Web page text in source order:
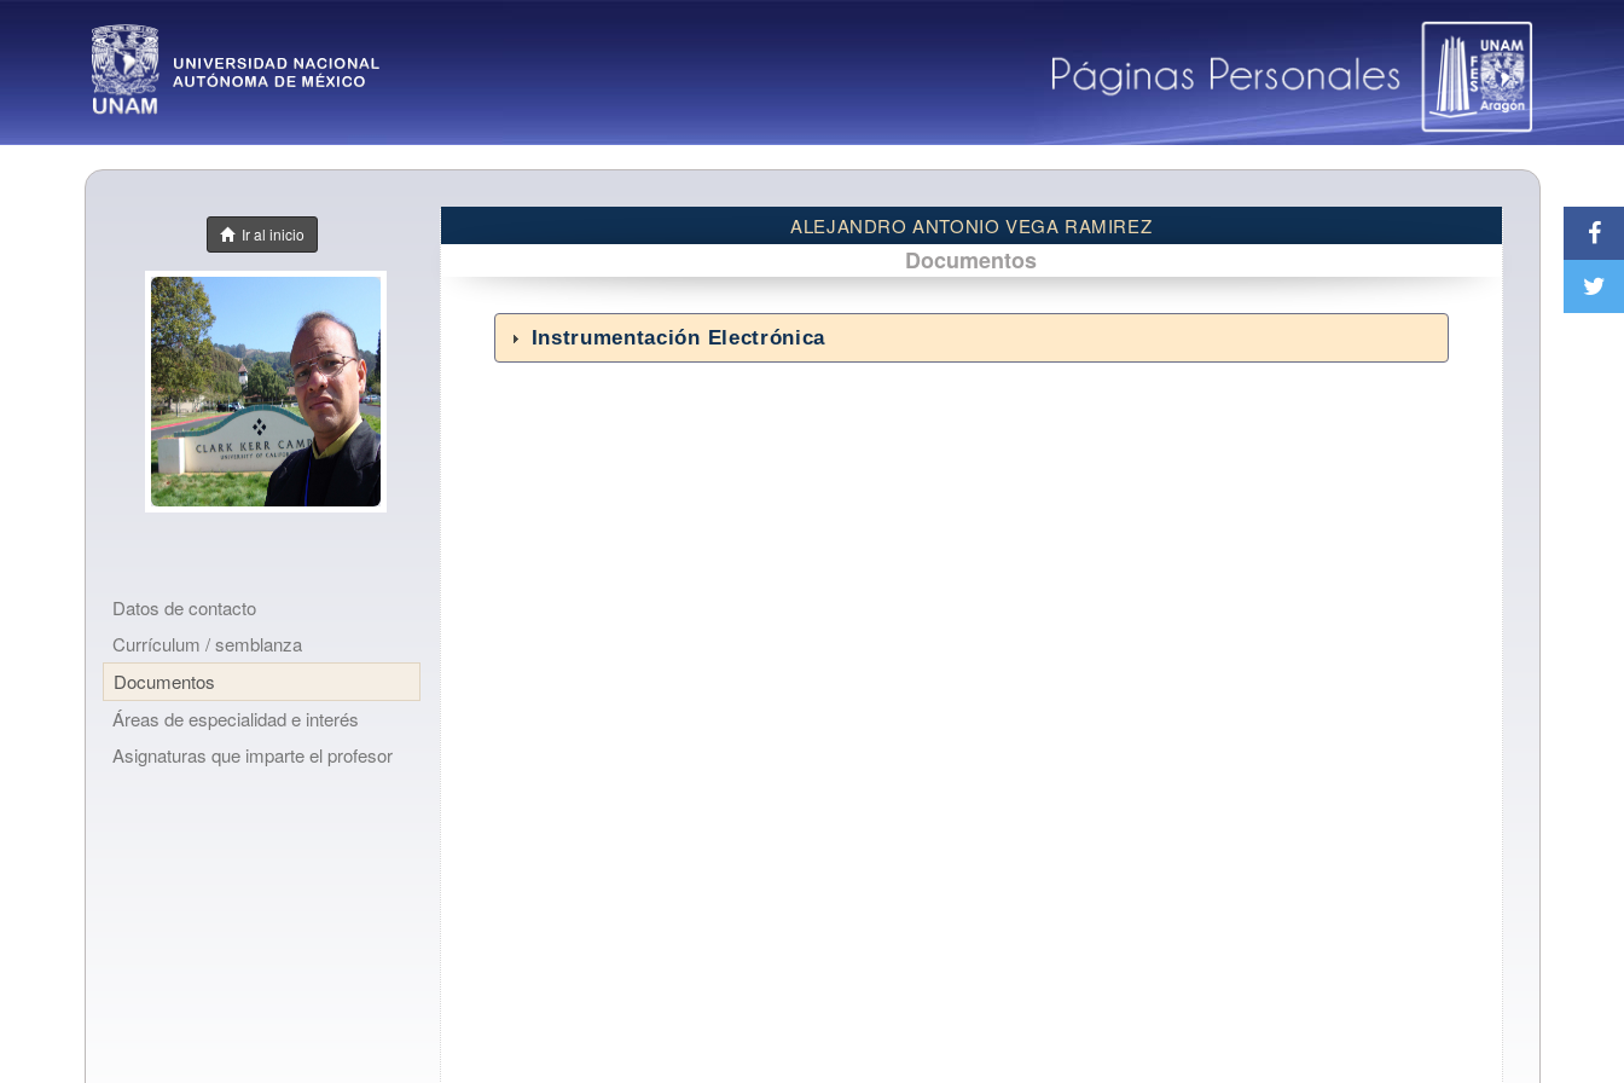
Ir al inicio
Datos de contacto
Currículum / semblanza
Documentos
Áreas de especialidad e interés
Asignaturas que imparte el profesor
ALEJANDRO ANTONIO VEGA RAMIREZ
Documentos
Instrumentación Electrónica